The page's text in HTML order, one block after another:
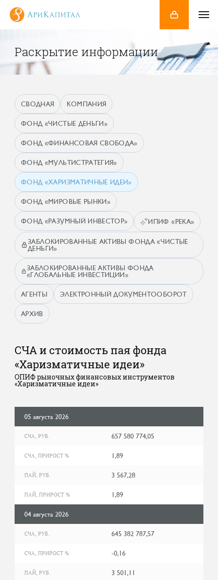
Раскрытие информации
СВОДНАЯ КОМПАНИЯ
ФОНД «ЧИСТЫЕ ДЕНЬГИ»
ФОНД «ФИНАНСОВАЯ СВОБОДА»
ФОНД «МУЛЬТИСТРАТЕГИЯ»
ФОНД «ХАРИЗМАТИЧНЫЕ ИДЕИ»
ФОНД «МИРОВЫЕ РЫНКИ»
ФОНД «РАЗУМНЫЙ ИНВЕСТОР» ИПИФ «РЕКА»
ЗАБЛОКИРОВАННЫЕ АКТИВЫ ФОНДА «ЧИСТЫЕ
ДЕНЬГИ»
ЗАБЛОКИРОВАННЫЕ АКТИВЫ ФОНДА
«ГЛОБАЛЬНЫЕ ИНВЕСТИЦИИ»
АГЕНТЫ ЭЛЕКТРОННЫЙ ДОКУМЕНТООБОРОТ
АРХИВ
СЧА и стоимость пая фонда
«Харизматичные идеи»
ОПИФ рыночных финансовых инструментов
«Харизматичные идеи»
05 августа 2026
СЧА, РУБ. 657 580 774,05
СЧА, ПРИРОСТ % 1,89
ПАЙ, РУБ. 3 567,28
ПАЙ, ПРИРОСТ % 1,89
04 августа 2026
СЧА, РУБ. 645 382 787,57
СЧА, ПРИРОСТ % -0,16
ПАЙ, РУБ. 3 501,11